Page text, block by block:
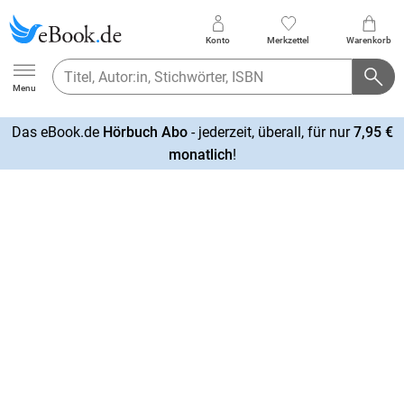
Ebook.de
Menu
Konto Merkzettel Warenkorb
Das eBook.de Hörbuch Abo- jederzeit, überall, für nur7,95 €
monatlich!